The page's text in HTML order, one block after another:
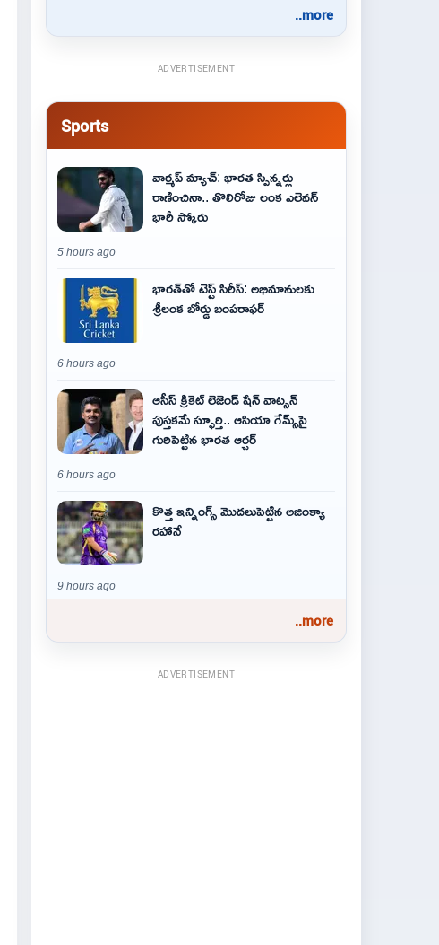
..more
ADVERTISEMENT
Sports
వార్మప్ మ్యాచ్: భారత స్పిన్నర్లు
రాణించినా.. తొలిరోజు లంక ఎలెవన్
భారీ స్కోరు
5 hours ago
భారత్‌తో టెస్ట్ సిరీస్: అభిమానులకు
శ్రీలంక బోర్డు బంపరాఫర్
6 hours ago
ఆసీస్ క్రికెట్ లెజెండ్ షేన్ వాట్సన్
పుస్తకమే స్ఫూర్తి.. ఆసియా గేమ్స్‌పై
గురిపెట్టిన భారత ఆర్చర్
6 hours ago
కొత్త ఇన్నింగ్స్ మొదలుపెట్టిన అజింక్యా
రహానే
9 hours ago
..more
ADVERTISEMENT